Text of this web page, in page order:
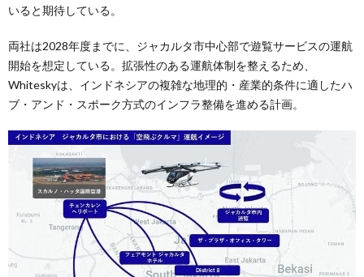
いると期待している。
両社は2028年度までに、ジャカルタ市中心部で遊覧サービスの運航
開始を想定している。拡張性のある運航体制を整えるため、
Whiteskyは、インドネシアの複雑な地理的・産業的条件に適したハ
ブ・アンド・スポーク方式のインフラ整備を進める計画。